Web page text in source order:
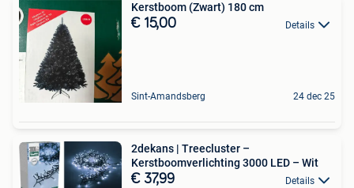
Kerstboom (Zwart) 180 cm
€ 15,00 Details
Sint-Amandsberg 24 dec 25
2dekans | Treecluster –
Kerstboomverlichting 3000 LED – Wit
€ 37,99 Details